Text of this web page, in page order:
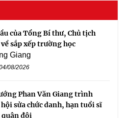
của Tổng Bí thư, Chủ tịch
sắp xếp trường học
Giang
08/2026
Phan Văn Giang trình
hội sửa chức danh, hạn tuổi sĩ
quân đội